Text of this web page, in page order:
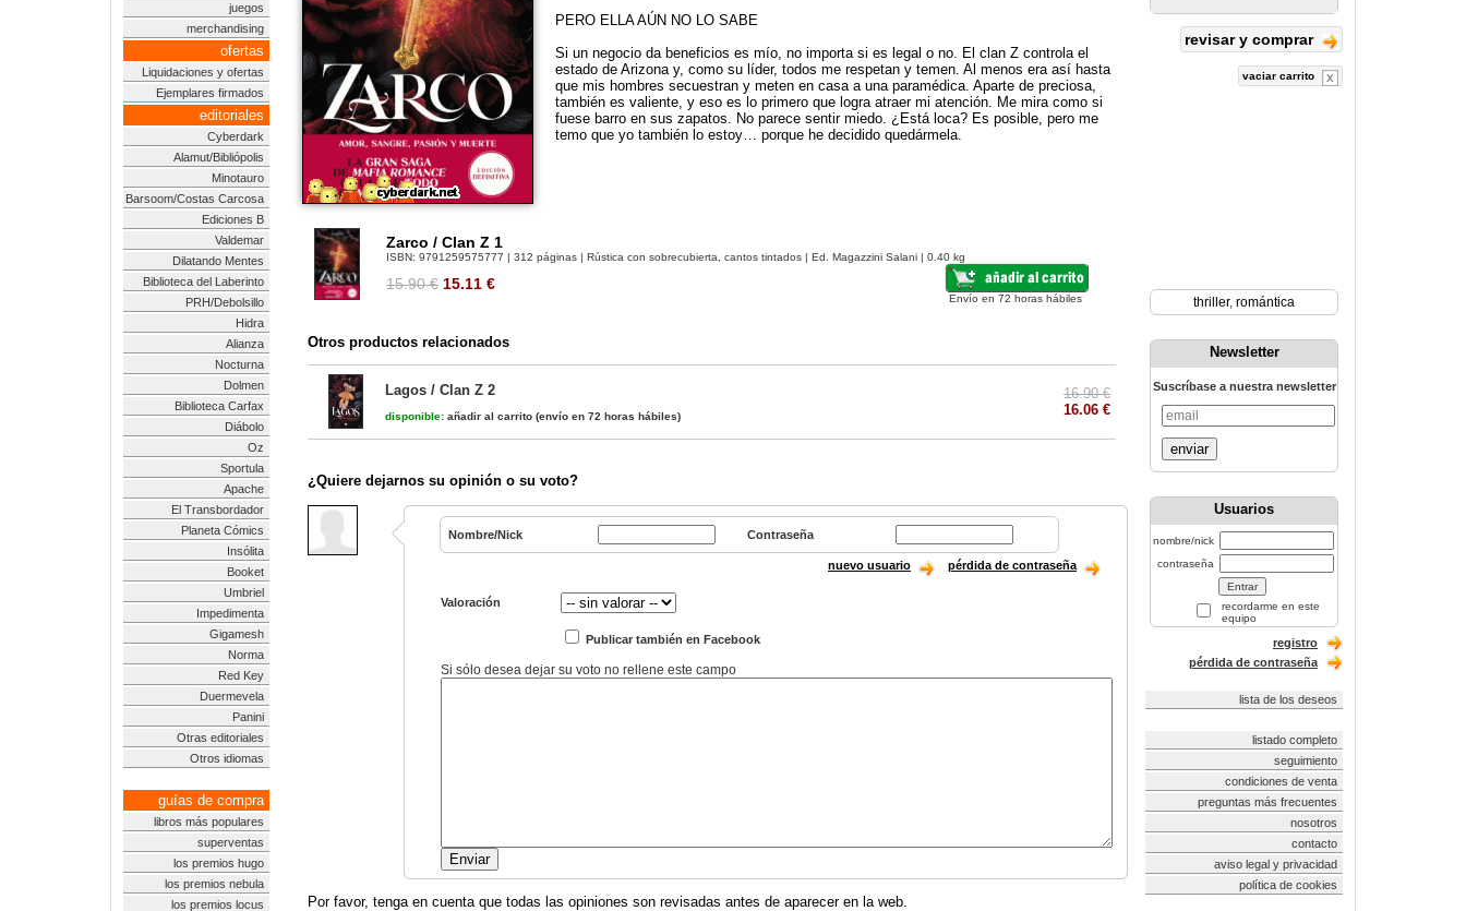
juegos
merchandising
ofertas
Liquidaciones y ofertas
Ejemplares firmados
editoriales
Cyberdark
Alamut/Bibliópolis
Minotauro
Barsoom/Costas Carcosa
Ediciones B
Valdemar
Dilatando Mentes
Biblioteca del Laberinto
PRH/Debolsillo
Hidra
Alianza
Nocturna
Dolmen
Biblioteca Carfax
Diábolo
Oz
Sportula
Apache
El Transbordador
Planeta Cómics
Insólita
Booket
Umbriel
Impedimenta
Gigamesh
Norma
Red Key
Duermevela
Panini
Otras editoriales
Otros idiomas
guías de compra
libros más populares
superventas
los premios hugo
los premios nebula
los premios locus
PERO ELLA AÚN NO LO SABE
Si un negocio da beneficios es mío, no importa si es legal o no. El clan Z controla el
estado de Arizona y, como su líder, todos me respetan y temen. Al menos era así hasta
que mis hombres secuestran y meten en casa a una paramédica. Aparte de preciosa,
también es valiente, y eso es lo primero que logra atraer mi atención. Me mira como si
fuese barro en sus zapatos. No parece sentir miedo. ¿Está loca? Es posible, pero me
temo que yo también lo estoy… porque he decidido quedármela.
Zarco / Clan Z 1
ISBN: 9791259575777 | 312 páginas | Rústica con sobrecubierta, cantos tintados | Ed. Magazzini Salani | 0.40 kg
15.90 € 15.11 €
Envío en 72 horas hábiles
Otros productos relacionados
Lagos / Clan Z 2
disponible: añadir al carrito (envío en 72 horas hábiles)
16.90 €
16.06 €
¿Quiere dejarnos su opinión o su voto?
Nombre/Nick Contraseña
nuevo usuario pérdida de contraseña
Valoración
Publicar también en Facebook
Si sólo desea dejar su voto no rellene este campo
Por favor, tenga en cuenta que todas las opiniones son revisadas antes de aparecer en la web.
revisar y comprar
vaciar carrito
thriller, romántica
Newsletter
Suscríbase a nuestra newsletter
enviar
Usuarios
nombre/nick
contraseña
recordarme en este
equipo
registro
pérdida de contraseña
lista de los deseos
listado completo
seguimiento
condiciones de venta
preguntas más frecuentes
nosotros
contacto
aviso legal y privacidad
política de cookies